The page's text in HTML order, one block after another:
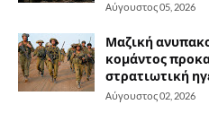
Αύγουστος 05, 2026
Μαζική
κομάντος
στρατιωτική
Αύγουστος 02, 2026